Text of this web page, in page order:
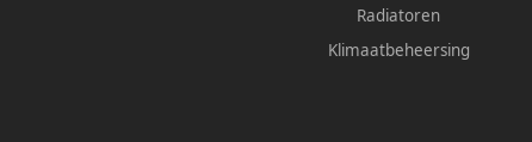
Radiatoren
Klimaatbeheersing